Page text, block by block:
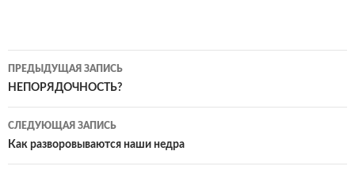
Навигация
по
записям
ПРЕДЫДУЩАЯ ЗАПИСЬ
НЕПОРЯДОЧНОСТЬ?
СЛЕДУЮЩАЯ ЗАПИСЬ
Как разворовываются наши недра